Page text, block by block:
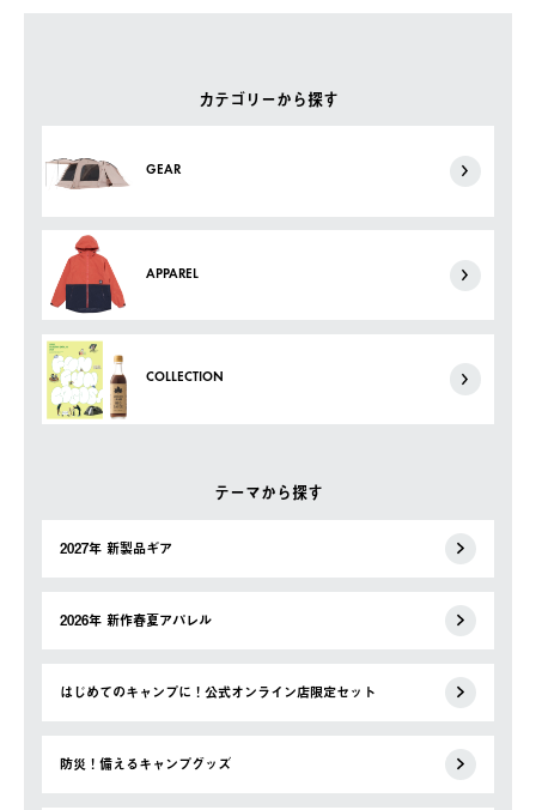
カテゴリーから探す
GEAR
APPAREL
COLLECTION
テーマから探す
2027年 新製品ギア
2026年 新作春夏アパレル
はじめてのキャンプに！公式オンライン店限定セット
防災！備えるキャンプグッズ